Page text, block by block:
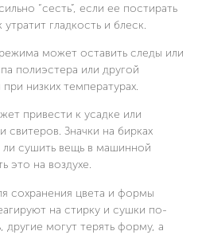
“сесть”, если ее постирать
гладкость и блеск.
может оставить следы или
полиэстера или другой
низких температурах.
привести к усадке или
Значки на бирках
сушить вещь в машинной
это на воздухе.
сохранения цвета и формы
на стирку и сушки по-
другие могут терять форму, а